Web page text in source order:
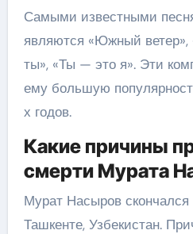
Самыми известными
являются «Южный ветер»,
ты», «Ты — это я». Эти
ему большую
х годов.
Какие причины
смерти Мурата
Мурат Насыров
Ташкенте, Узбекистан.